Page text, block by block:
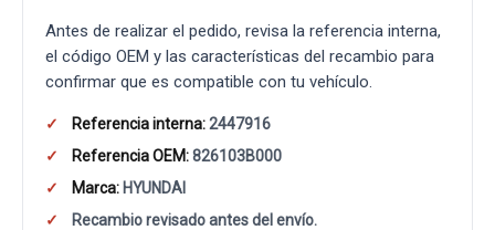
Antes de realizar el pedido, revisa la referencia interna,
el código OEM y las características del recambio para
confirmar que es compatible con tu vehículo.
Referencia interna:2447916
Referencia OEM:826103B000
Marca: HYUNDAI
Recambio revisado antes del envío.